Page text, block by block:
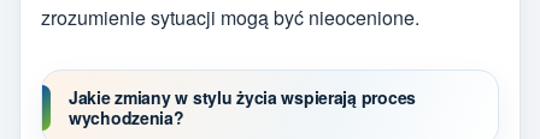
zrozumienie sytuacji mogą być nieocenione.
Jakie zmiany w stylu życia wspierają proces
wychodzenia?